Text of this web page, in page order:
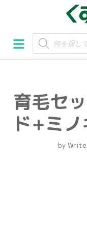
ン
テ
ス育毛セ
ド+ミ
by